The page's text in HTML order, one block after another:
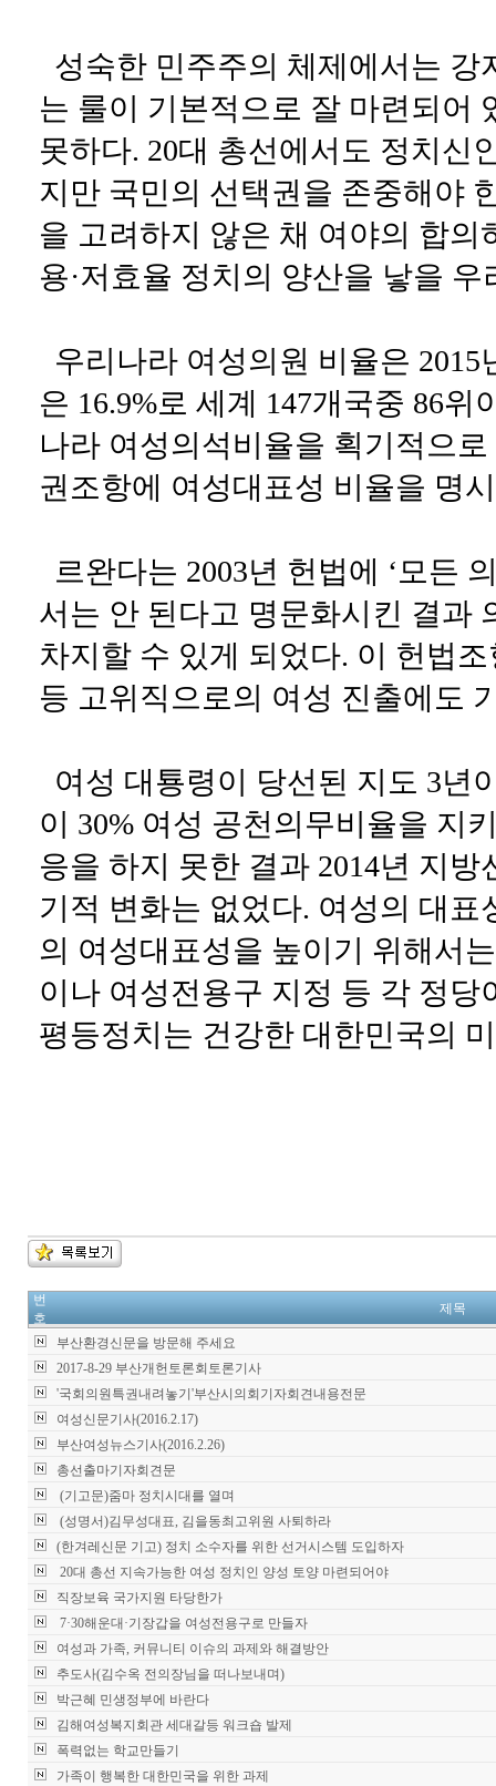
성숙한 민주주의 체제에서는
는 룰이 기본적으로 잘 마련되어
못하다. 20대 총선에서도 정치신
지만 국민의 선택권을 존중해야
을 고려하지 않은 채 여야의 합
용·저효율 정치의 양산을 낳을 우
우리나라 여성의원 비율은 2015
은 16.9%로 세계 147개국중 86
나라 여성의석비율을 획기적으
권조항에 여성대표성 비율을 명
르완다는 2003년 헌법에 ‘모든
서는 안 된다고 명문화시킨 결과
차지할 수 있게 되었다. 이 헌법
등 고위직으로의 여성 진출에도
여성 대툥령이 당선된 지도 3년
이 30% 여성 공천의무비율을 지
응을 하지 못한 결과 2014년 지
기적 변화는 없었다. 여성의 대
의 여성대표성을 높이기 위해서
이나 여성전용구 지정 등 각 정
평등정치는 건강한 대한민국의
번
호
제목
부산환경신문을 방문해 주세요
2017-8-29 부산개헌토론회토론기사
'국회의원특권내려놓기'부산시의회기자회견내용전문
여성신문기사(2016.2.17)
부산여성뉴스기사(2016.2.26)
총선출마기자회견문
(기고문)줌마 정치시대를 열며
(성명서)김무성대표, 김을동최고위원 사퇴하라
(한겨레신문 기고) 정치 소수자를 위한 선거시스템 도입하자
20대 총선 지속가능한 여성 정치인 양성 토양 마련되어야
직장보육 국가지원 타당한가
7·30해운대·기장갑을 여성전용구로 만들자
여성과 가족, 커뮤니티 이슈의 과제와 해결방안
추도사(김수옥 전의장님을 떠나보내며)
박근혜 민생정부에 바란다
김해여성복지회관 세대갈등 워크숍 발제
폭력없는 학교만들기
가족이 행복한 대한민국을 위한 과제